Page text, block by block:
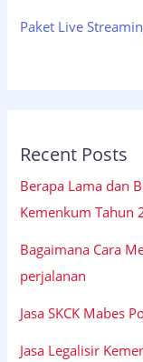
Paket Live
Recent Posts
Berapa Lama dan
Kemenkum Tahun
Bagaimana Cara
perjalanan
Jasa SKCK Mabes
Jasa Legalisir